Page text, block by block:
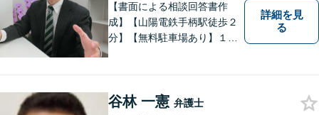
【書面による相談回答書作
成】【山陽電鉄手柄駅徒歩２
分】【無料駐車場あり】１歩
詳細を見
る
谷林 一憲 弁護士